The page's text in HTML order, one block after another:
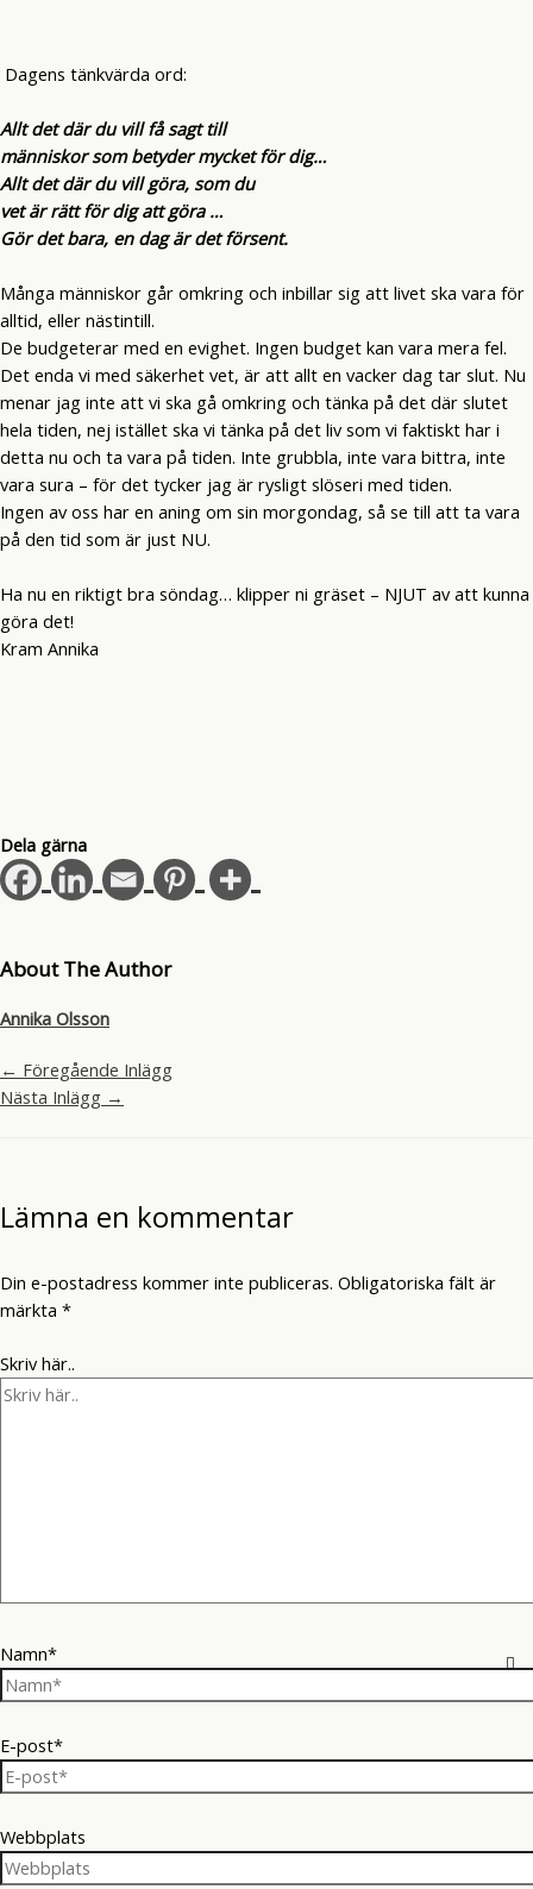
Dagens tänkvärda ord:
Allt det där du vill få sagt till
människor som betyder mycket för dig…
Allt det där du vill göra, som du
vet är rätt för dig att göra …
Gör det bara, en dag är det försent.
Många människor går omkring och inbillar sig att livet ska vara för
alltid, eller nästintill.
De budgeterar med en evighet. Ingen budget kan vara mera fel.
Det enda vi med säkerhet vet, är att allt en vacker dag tar slut. Nu
menar jag inte att vi ska gå omkring och tänka på det där slutet
hela tiden, nej istället ska vi tänka på det liv som vi faktiskt har i
detta nu och ta vara på tiden. Inte grubbla, inte vara bittra, inte
vara sura – för det tycker jag är rysligt slöseri med tiden.
Ingen av oss har en aning om sin morgondag, så se till att ta vara
på den tid som är just NU.
Ha nu en riktigt bra söndag… klipper ni gräset – NJUT av att kunna
göra det!
Kram Annika
Dela gärna
About The Author
Annika Olsson
← Föregående Inlägg
Nästa Inlägg →
Lämna en kommentar
Din e-postadress kommer inte publiceras. Obligatoriska fält är
märkta *
Skriv här..
Namn*
E-post*
Webbplats